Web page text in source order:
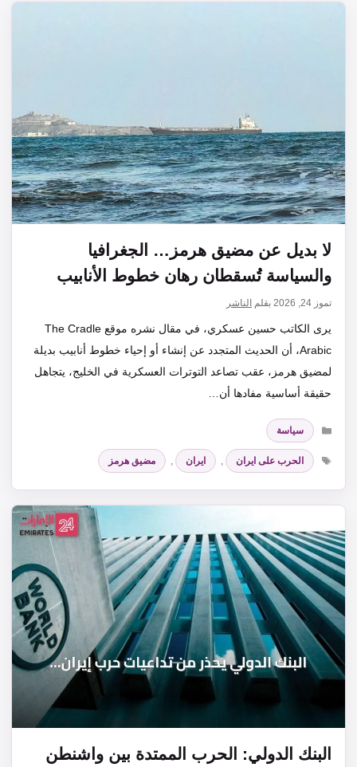
لا بديل عن مضيق هرمز… الجغرافيا
والسياسة تُسقطان رهان خطوط الأنابيب
تموز 24, 2026 بقلم الناشر
يرى الكاتب حسين عسكري، في مقال نشره موقع The Cradle
Arabic، أن الحديث المتجدد عن إنشاء أو إحياء خطوط أنابيب بديلة
لمضيق هرمز، عقب تصاعد التوترات العسكرية في الخليج، يتجاهل
حقيقة أساسية مفادها أن…
التصنيفات
سياسة
الوسوم
الحرب على ايران , ايران , مضيق هرمز
البنك الدولي: الحرب الممتدة بين واشنطن